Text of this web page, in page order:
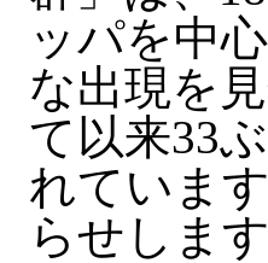
ッパを中
な出現を
て以来33
れていま
らせします